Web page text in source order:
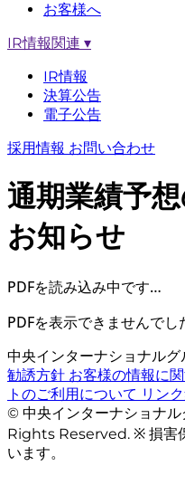
お客様へ
IR情報関連 ▾
IR情報
決算公告
電子公告
採用情報 お問い合わせ
通期業績予
お知らせ
PDFを読み込み中です…
PDFを表示できませんでし
中央インターナショナルグ
勧誘方針 お客様の情報に
トのご利用について リン
© 中央インターナショナル
Rights Reserved. ※ 損害
います。